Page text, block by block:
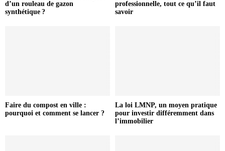
d’un rouleau de gazon
synthétique ?
professionnelle, tout ce qu’il faut
savoir
Faire du compost en ville :
pourquoi et comment se lancer ?
La loi LMNP, un moyen pratique
pour investir différemment dans
l’immobilier